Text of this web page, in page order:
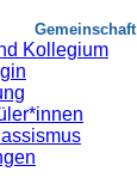
Gemeinschaft
Kollegium